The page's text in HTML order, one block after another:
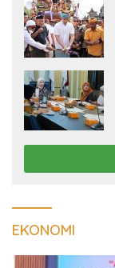
EKONOMI